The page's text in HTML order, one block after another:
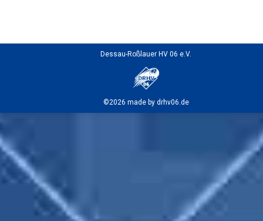
Dessau-Roßlauer HV 06 e.V.
©2026 made by drhv06.de